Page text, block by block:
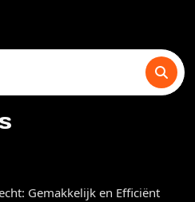
Gemakkelijk en Efficiënt